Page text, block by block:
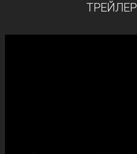
ТРЕЙЛЕР